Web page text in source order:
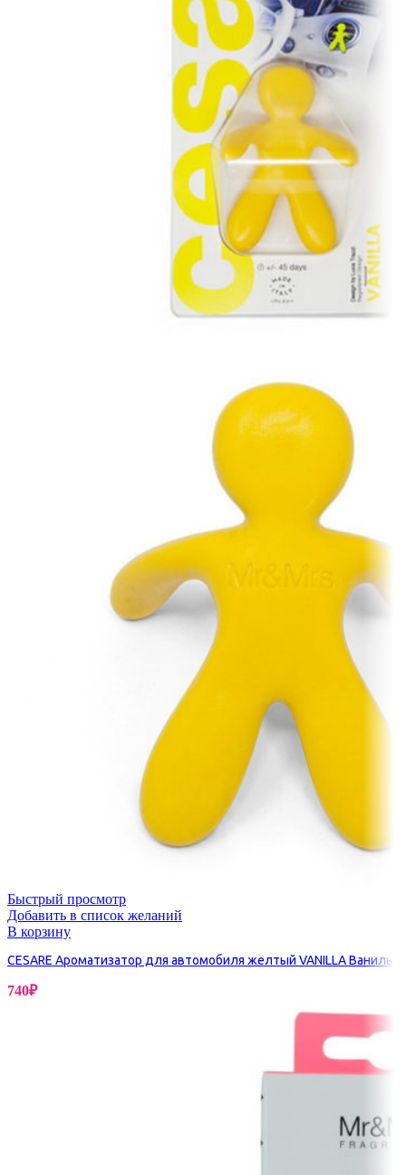
Быстрый просмотр
Добавить в список желаний
В корзину
CESARE Ароматизатор для автомобиля желтый VANILLA Ваниль
740₽